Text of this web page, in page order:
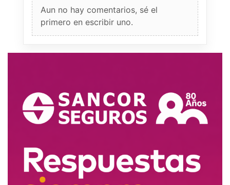
Aun no hay comentarios, sé el
primero en escribir uno.